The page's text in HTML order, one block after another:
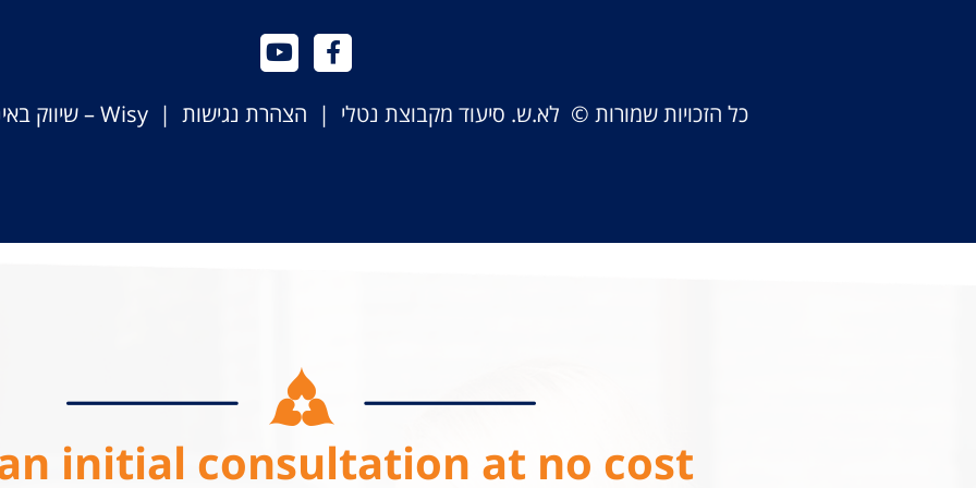
כל הזכויות שמורות © לא.ש. סיעוד מקבוצת נטלי | הצהרת נגישות |Wisy – שיווק באינטרנט
initial consultation at no cost